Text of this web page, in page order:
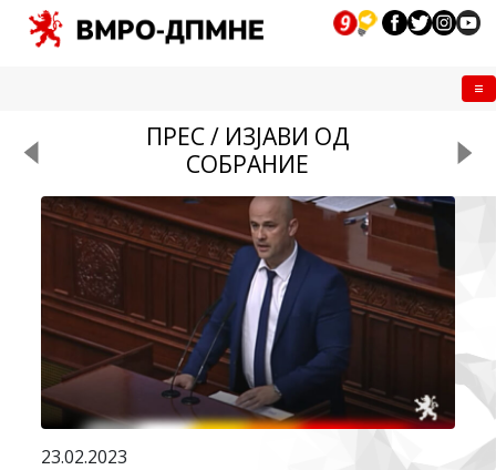
ПРЕС / ИЗЈАВИ ОД
СОБРАНИЕ
23.02.2023